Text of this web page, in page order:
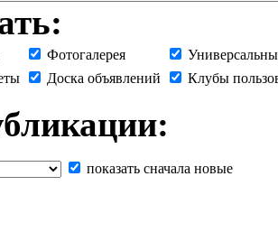
Фотогалерея
Доска объявлений Клубы
показать сначала новые